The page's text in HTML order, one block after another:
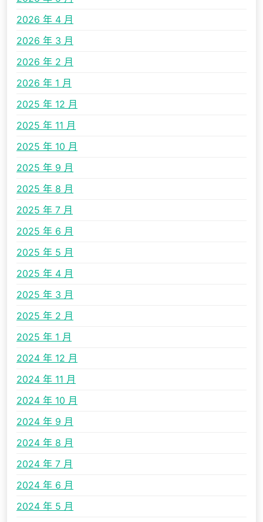
2026 年 4 月
2026 年 3 月
2026 年 2 月
2026 年 1 月
2025 年 12 月
2025 年 11 月
2025 年 10 月
2025 年 9 月
2025 年 8 月
2025 年 7 月
2025 年 6 月
2025 年 5 月
2025 年 4 月
2025 年 3 月
2025 年 2 月
2025 年 1 月
2024 年 12 月
2024 年 11 月
2024 年 10 月
2024 年 9 月
2024 年 8 月
2024 年 7 月
2024 年 6 月
2024 年 5 月